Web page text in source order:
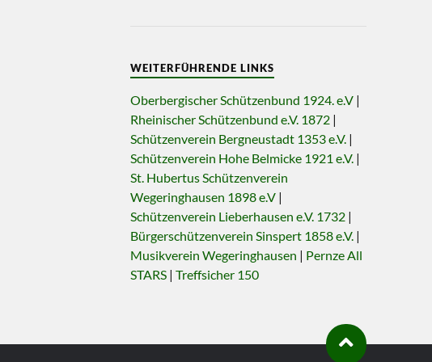
WEITERFÜHRENDE LINKS
Oberbergischer Schützenbund 1924. e.V|
Rheinischer Schützenbund e.V. 1872|
Schützenverein Bergneustadt 1353 e.V.|
Schützenverein Hohe Belmicke 1921 e.V.|
St. Hubertus Schützenverein
Wegeringhausen 1898 e.V|
Schützenverein Lieberhausen e.V. 1732|
Bürgerschützenverein Sinspert 1858 e.V.|
Musikverein Wegeringhausen | Pernze All
STARS| Treffsicher 150